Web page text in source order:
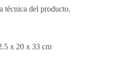
técnica del producto.
x 20 x 33 cm